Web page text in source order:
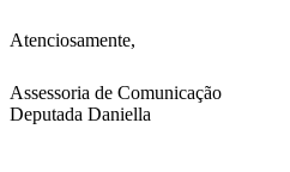
Atenciosamente,
Assessoria de Comunicação
Deputada Daniella